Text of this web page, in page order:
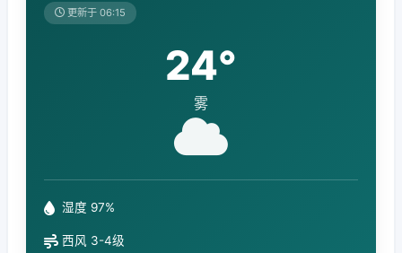
更新于 06:15
24°
雾
湿度 97%
西风 3-4级